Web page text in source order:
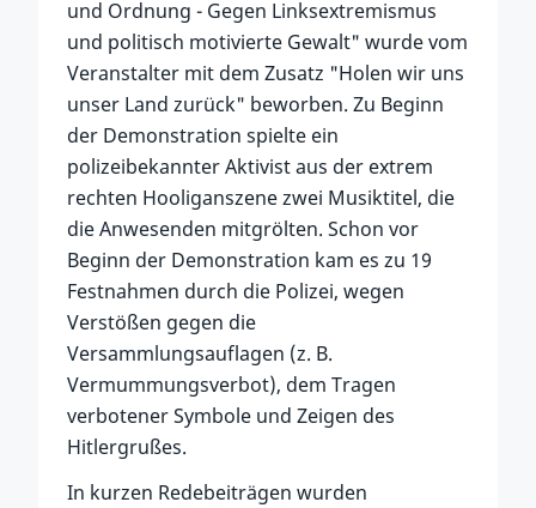
und Ordnung - Gegen Linksextremismus
und politisch motivierte Gewalt" wurde vom
Veranstalter mit dem Zusatz "Holen wir uns
unser Land zurück" beworben. Zu Beginn
der Demonstration spielte ein
polizeibekannter Aktivist aus der extrem
rechten Hooliganszene zwei Musiktitel, die
die Anwesenden mitgrölten. Schon vor
Beginn der Demonstration kam es zu 19
Festnahmen durch die Polizei, wegen
Verstößen gegen die
Versammlungsauflagen (z. B.
Vermummungsverbot), dem Tragen
verbotener Symbole und Zeigen des
Hitlergrußes.
In kurzen Redebeiträgen wurden